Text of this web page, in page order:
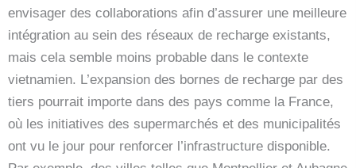
envisager des collaborations afin d’assurer une meilleure
intégration au sein des réseaux de recharge existants,
mais cela semble moins probable dans le contexte
vietnamien. L’expansion des bornes de recharge par des
tiers pourrait importe dans des pays comme la France,
où les initiatives des supermarchés et des municipalités
ont vu le jour pour renforcer l’infrastructure disponible.